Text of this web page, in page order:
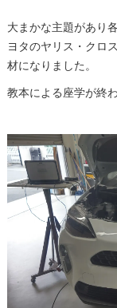
大まかな主題があり
ヨタのヤリス・クロ
材になりました。
教本による座学が終